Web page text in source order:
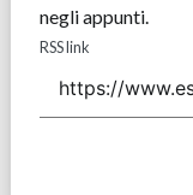
negli appunti.
RSS link